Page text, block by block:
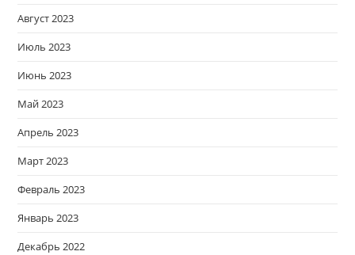
Август 2023
Июль 2023
Июнь 2023
Май 2023
Апрель 2023
Март 2023
Февраль 2023
Январь 2023
Декабрь 2022